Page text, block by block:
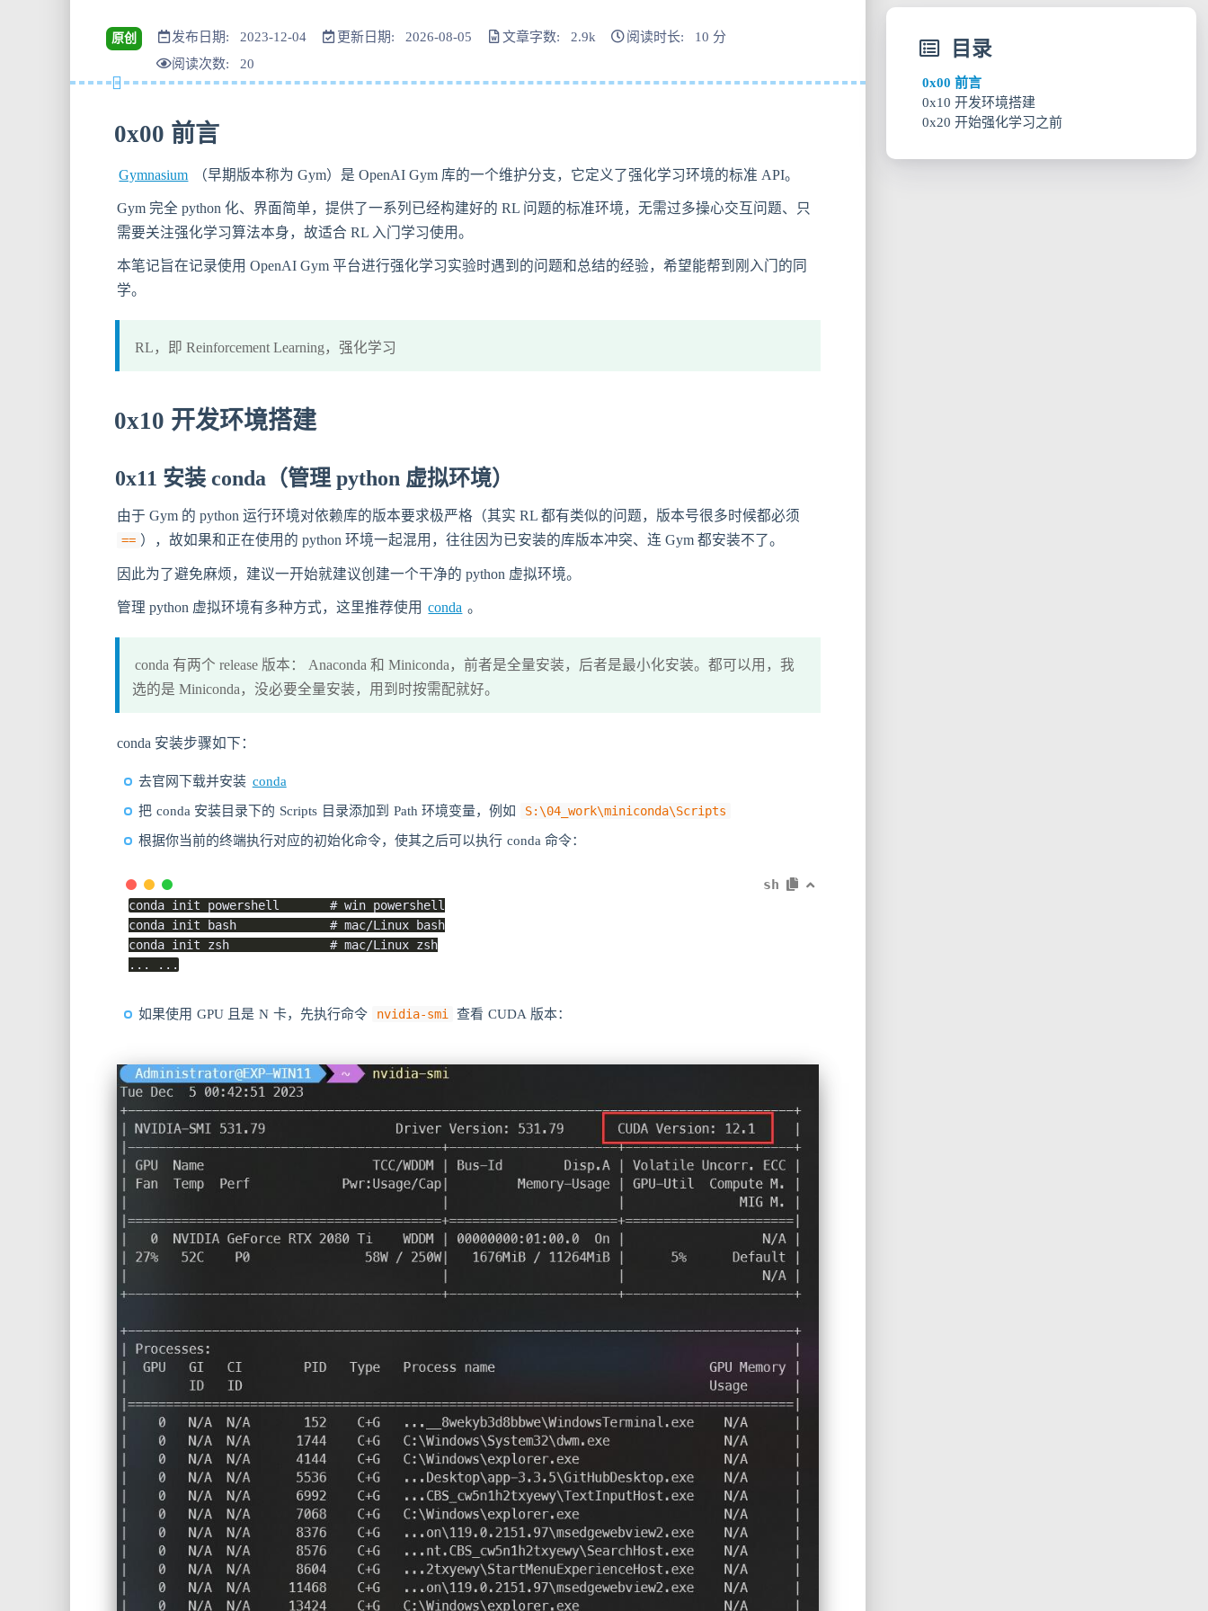
原创 发布日期: 2023-12-04 更新日期: 2026-08-05 文章字数: 2.9k
阅读时长: 10 分
阅读次数: 20
0x00 前言
Gymnasium （早期版本称为 Gym）是 OpenAI Gym 库的一个维护分支，它定义了强化学习环境的标准 API。
Gym 完全 python 化、界面简单，提供了一系列已经构建好的 RL 问题的标准环境，无需过多操心交互问题、只
需要关注强化学习算法本身，故适合 RL 入门学习使用。
本笔记旨在记录使用 OpenAI Gym 平台进行强化学习实验时遇到的问题和总结的经验，希望能帮到刚入门的同
学。
RL，即 Reinforcement Learning，强化学习
0x10 开发环境搭建
0x11 安装 conda（管理 python 虚拟环境）
由于 Gym 的 python 运行环境对依赖库的版本要求极严格（其实 RL 都有类似的问题，版本号很多时候都必须
== ），故如果和正在使用的 python 环境一起混用，往往因为已安装的库版本冲突、连 Gym 都安装不了。
因此为了避免麻烦，建议一开始就建议创建一个干净的 python 虚拟环境。
管理 python 虚拟环境有多种方式，这里推荐使用 conda 。
conda 有两个 release 版本： Anaconda 和 Miniconda，前者是全量安装，后者是最小化安装。都可以用，我
选的是 Miniconda，没必要全量安装，用到时按需配就好。
conda 安装步骤如下：
去官网下载并安装 conda
把 conda 安装目录下的 Scripts 目录添加到 Path 环境变量，例如 S:\04_work\miniconda\Scripts
根据你当前的终端执行对应的初始化命令，使其之后可以执行 conda 命令：
sh
conda init powershell       # win powershell
conda init bash             # mac/Linux bash
conda init zsh              # mac/Linux zsh
... ...
如果使用 GPU 且是 N 卡，先执行命令 nvidia-smi 查看 CUDA 版本：
目录
0x00 前言
0x10 开发环境搭建
0x11 安装 conda（管理 python 虚拟环境）
0x13 创建 Gym 虚拟环境
0x20 开始强化学习之前
0x22 基本概念